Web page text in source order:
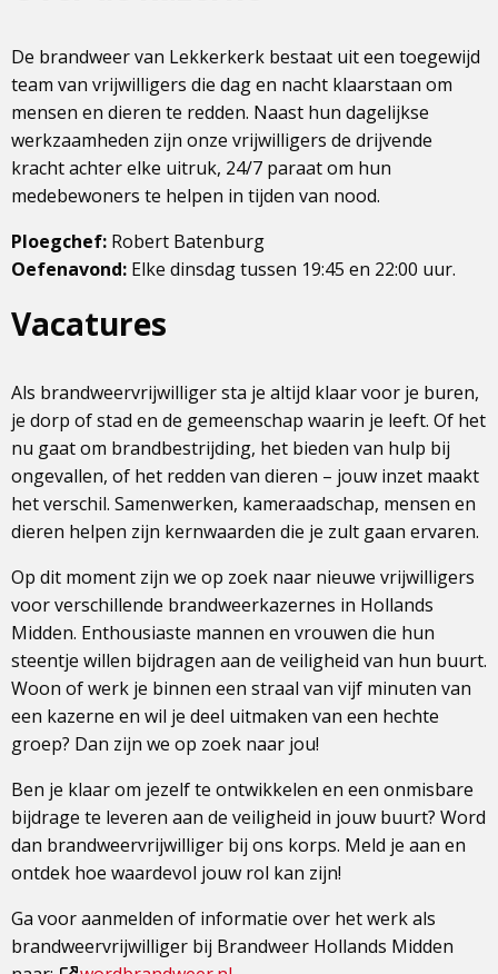
De brandweer van Lekkerkerk bestaat uit een toegewijd
team van vrijwilligers die dag en nacht klaarstaan om
mensen en dieren te redden. Naast hun dagelijkse
werkzaamheden zijn onze vrijwilligers de drijvende
kracht achter elke uitruk, 24/7 paraat om hun
medebewoners te helpen in tijden van nood.
Ploegchef: Robert Batenburg
Oefenavond: Elke dinsdag tussen 19:45 en 22:00 uur.
Vacatures
Als brandweervrijwilliger sta je altijd klaar voor je buren,
je dorp of stad en de gemeenschap waarin je leeft. Of het
nu gaat om brandbestrijding, het bieden van hulp bij
ongevallen, of het redden van dieren – jouw inzet maakt
het verschil. Samenwerken, kameraadschap, mensen en
dieren helpen zijn kernwaarden die je zult gaan ervaren.
Op dit moment zijn we op zoek naar nieuwe vrijwilligers
voor verschillende brandweerkazernes in Hollands
Midden. Enthousiaste mannen en vrouwen die hun
steentje willen bijdragen aan de veiligheid van hun buurt.
Woon of werk je binnen een straal van vijf minuten van
een kazerne en wil je deel uitmaken van een hechte
groep? Dan zijn we op zoek naar jou!
Ben je klaar om jezelf te ontwikkelen en een onmisbare
bijdrage te leveren aan de veiligheid in jouw buurt? Word
dan brandweervrijwilliger bij ons korps. Meld je aan en
ontdek hoe waardevol jouw rol kan zijn!
Ga voor aanmelden of informatie over het werk als
brandweervrijwilliger bij Brandweer Hollands Midden